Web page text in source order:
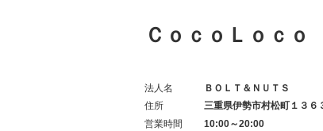
ＣｏｃｏＬｏｃ
法人名
ＢＯＬＴ＆ＮＵＴＳ
住所
三重県伊勢市村松町１３６
営業時間
10:00～20:00